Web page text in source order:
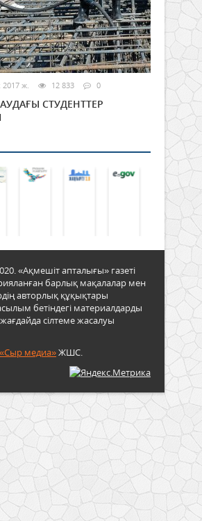
ж. 12 833 0
СТУДЕНТТЕР
«Ақмешіт апталығы» газеті
барлық мақалалар мен
авторлық құқықтары
бетіндегі материалдарды
сілтеме жасалуы
«Сыр медиа»ЖШС.